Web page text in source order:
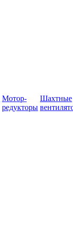
Мотор-
редукторы
Шахтные